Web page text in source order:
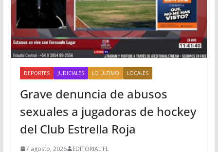
DEPORTES JUDICIALES LO ÚLTIMO LOCALES
Grave denuncia de abusos
sexuales a jugadoras de hockey
del Club Estrella Roja
7 agosto, 2026 EDITORIAL FL